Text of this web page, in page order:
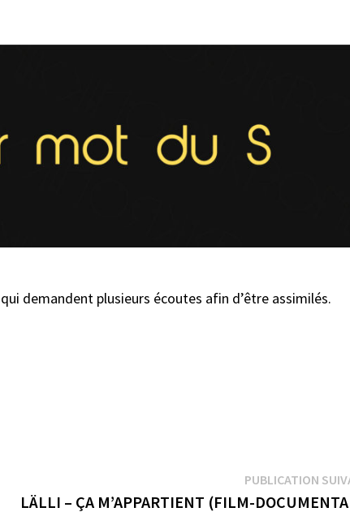
demandent plusieurs écoutes afin d’être assimilés.
PUBLICATION
LÄLLI – ÇA M’APPARTIENT (FILM-